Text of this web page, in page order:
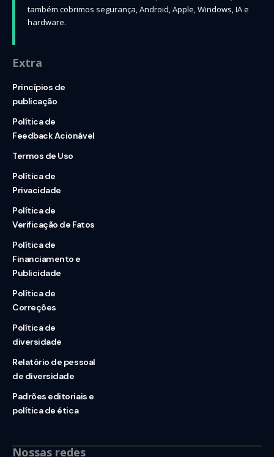
também cobrimos segurança, Android, Apple, Windows, IA e
hardware.
Extra
Princípios de
publicação
Política de
Feedback Acionável
Termos de Uso
Política de
Privacidade
Política de
Verificação de Fatos
Política de
Financiamento e
Publicidade
Política de
Correções
Política de
diversidade
Relatório de pessoal
de diversidade
Padrões editoriais e
política de ética
Nossas redes